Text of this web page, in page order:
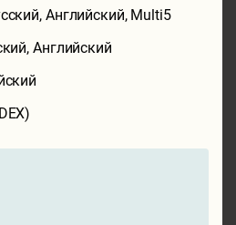
Английский, Multi5
Английский